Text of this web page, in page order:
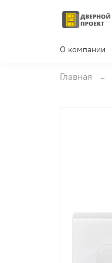
О компании
Главная